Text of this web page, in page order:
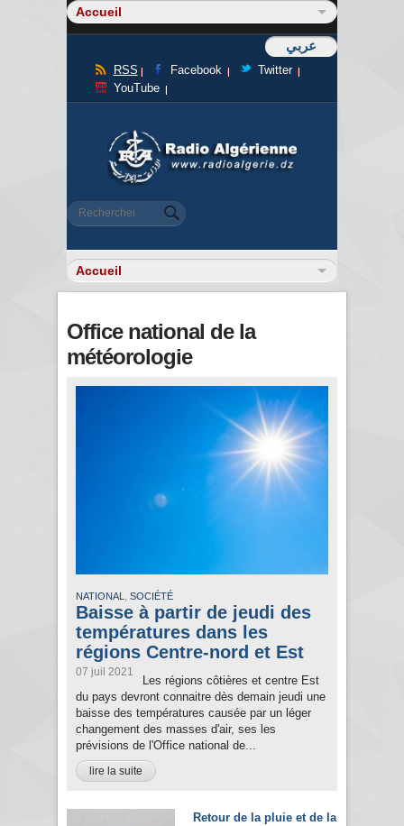
عربي
RSS Facebook
Twitter
YouTube
Formulaire de recherche
Rechercher
Office national de la
météorologie
NATIONAL , SOCIÉTÉ
Baisse à partir de jeudi des
températures dans les
régions Centre-nord et Est
07 juil 2021
Les régions côtières et centre Est
du pays devront connaitre dès demain jeudi une
baisse des températures causée par un léger
changement des masses d'air, ses les
prévisions de l'Office national de...
lire la suite
Retour de la pluie et de la